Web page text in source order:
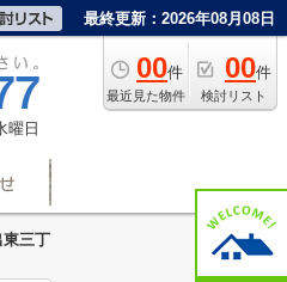
最終更新：2026年08月08日
00件
最近見た物件
00件
検討リスト
曜日
東三丁